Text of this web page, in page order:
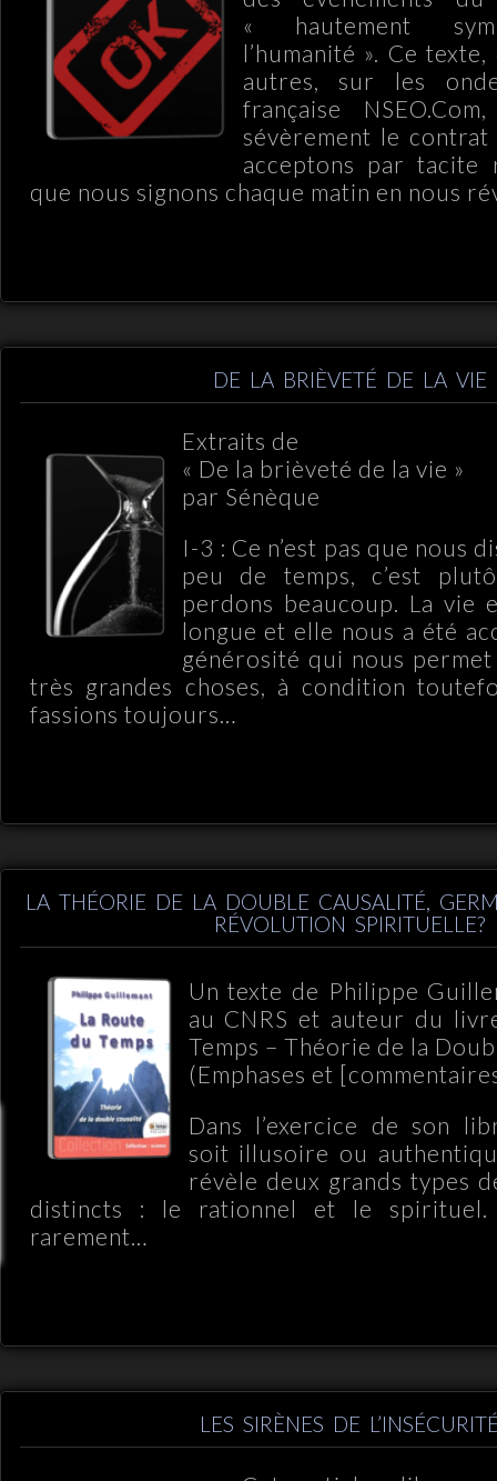
« hautement
l’humanité ». Ce
autres, sur les
française
sévèrement le
acceptons par tacite
que nous signons chaque matin en nous
DE LA BRIÈVETÉ DE LA VIE
Extraits de
« De la brièveté de la vie »
par Sénèque
I-3 : Ce n’est pas que nous
peu de temps, c’est
perdons beaucoup. La vie
longue et elle nous a été
générosité qui nous permet
très grandes choses, à condition
fassions toujours…
LA THÉORIE DE LA DOUBLE CAUSALITÉ,
RÉVOLUTION SPIRITUELLE?
Un texte de Philippe
au CNRS et auteur du
Temps – Théorie de la
(Emphases et
Dans l’exercice de son
soit illusoire ou
révèle deux grands types
distincts : le rationnel et le spirituel.
rarement…
LES SIRÈNES DE